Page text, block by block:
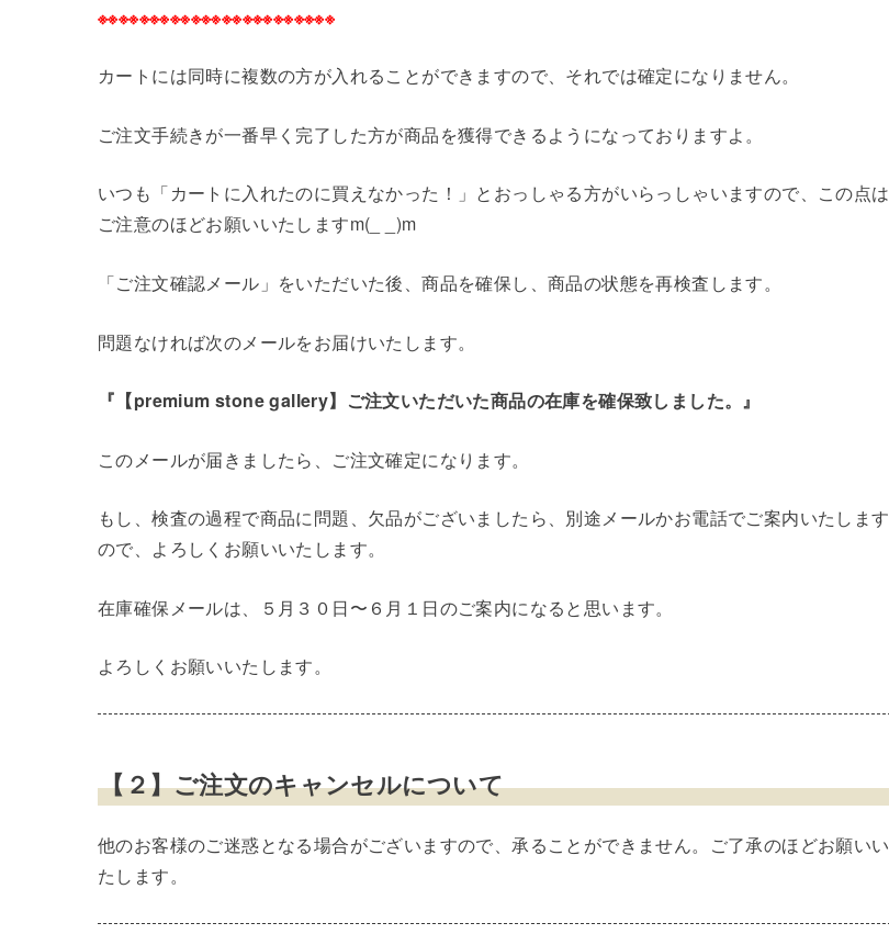
※※※※※※※※※※※※※※※※※※※※※※※
カートには同時に複数の方が入れることができますので、それでは確定になりません。
ご注文手続きが一番早く完了した方が商品を獲得できるようになっておりますよ。
いつも「カートに入れたのに買えなかった！」とおっしゃる方がいらっしゃいますので、この点は
ご注意のほどお願いいたしますm(_ _)m
「ご注文確認メール」をいただいた後、商品を確保し、商品の状態を再検査します。
問題なければ次のメールをお届けいたします。
『【premium stone gallery】ご注文いただいた商品の在庫を確保致しました。』
このメールが届きましたら、ご注文確定になります。
もし、検査の過程で商品に問題、欠品がございましたら、別途メールかお電話でご案内いたします
ので、よろしくお願いいたします。
在庫確保メールは、５月３０日〜６月１日のご案内になると思います。
よろしくお願いいたします。
【２】ご注文のキャンセルについて
他のお客様のご迷惑となる場合がございますので、承ることができません。ご了承のほどお願いい
たします。